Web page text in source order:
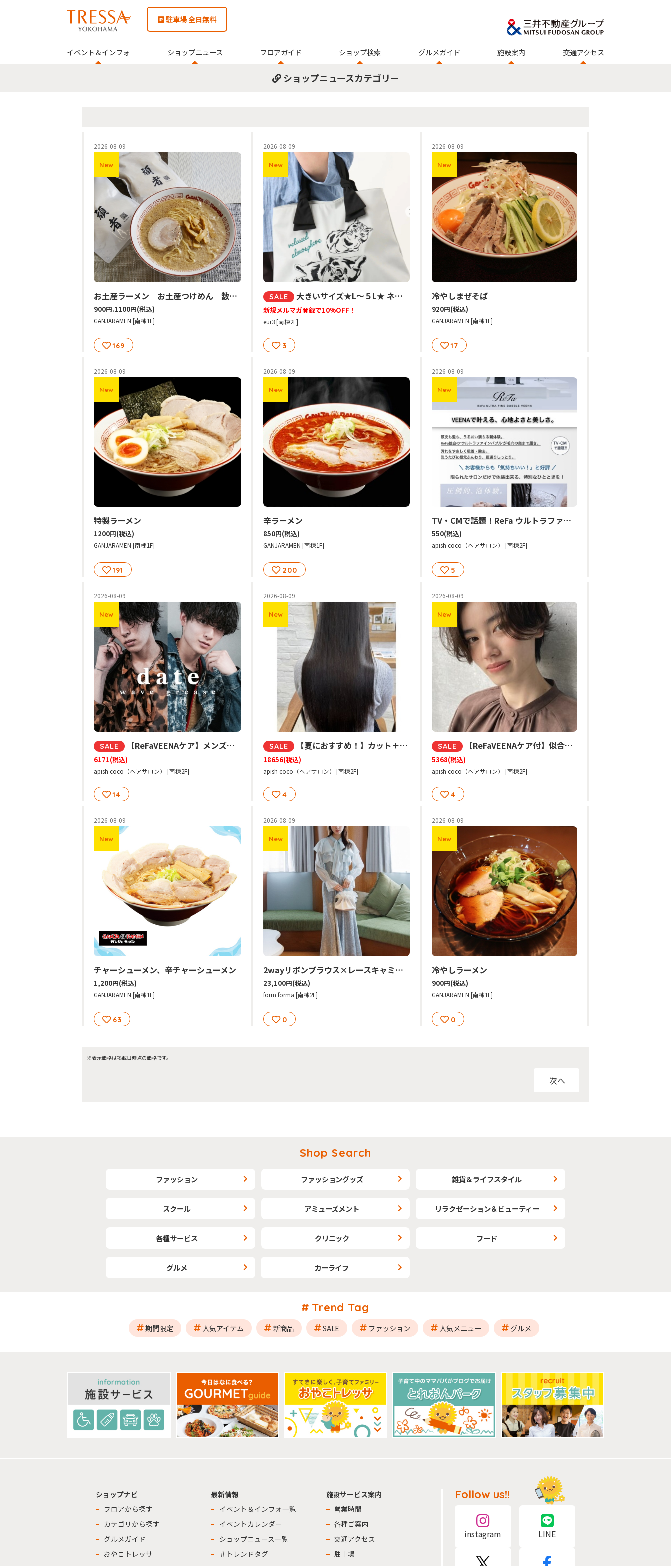
駐車場 全日無料
イベント＆インフォ ショップニュース フロアガイド ショップ検索 グルメガイド 施設案内 交通アクセス
ショップニュースカテゴリー
2026-08-09
New
お土産ラーメン お土産つけめん 数量限定
900円.1100円(税込)
GANJARAMEN [南棟1F]
169
2026-08-09
New
SALE 大きいサイズ★L～５L★ ネコ刺繍トートバック
新規メルマガ登録で10%OFF！
eur3 [南棟2F]
3
2026-08-09
New
冷やしまぜそば
920円(税込)
GANJARAMEN [南棟1F]
17
2026-08-09
New
特製ラーメン
1200円(税込)
GANJARAMEN [南棟1F]
191
2026-08-09
New
辛ラーメン
850円(税込)
GANJARAMEN [南棟1F]
200
2026-08-09
New
TV・CMで話題！ReFa ウルトラファインバブル VEENA導入しました！
550(税込)
apish coco（ヘアサロン） [南棟2F]
5
2026-08-09
New
SALE 【ReFaVEENAケア】メンズカット＋眉カット¥6171
6171(税込)
apish coco（ヘアサロン） [南棟2F]
14
2026-08-09
New
SALE 【夏におすすめ！】カット＋髪質改善ストレート＋ReFaVENNA
18656(税込)
apish coco（ヘアサロン） [南棟2F]
4
2026-08-09
New
SALE 【ReFaVEENAケア付】似合わせカット¥5,368
5368(税込)
apish coco（ヘアサロン） [南棟2F]
4
2026-08-09
New
チャーシューメン、辛チャーシューメン
1,200円(税込)
GANJARAMEN [南棟1F]
63
2026-08-09
New
2wayリボンブラウス×レースキャミドレスセット
23,100円(税込)
form forma [南棟2F]
0
2026-08-09
New
冷やしラーメン
900円(税込)
GANJARAMEN [南棟1F]
0
※表示価格は掲載日時点の価格です。
Shop Search
ファッション ファッショングッズ 雑貨＆ライフスタイル
スクール アミューズメント リラクゼーション＆ビューティー
各種サービス クリニック フード
グルメ カーライフ
Trend Tag
期間限定 人気アイテム 新商品 SALE ファッション 人気メニュー グルメ
ショップナビ
フロアから探す
カテゴリから探す
グルメガイド
おやこトレッサ
最新情報
イベント＆インフォ一覧
イベントカレンダー
ショップニュース一覧
＃トレンドタグ
施設サービス案内
営業時間
各種ご案内
交通アクセス
駐車場
Follow us!!
instagram LINE